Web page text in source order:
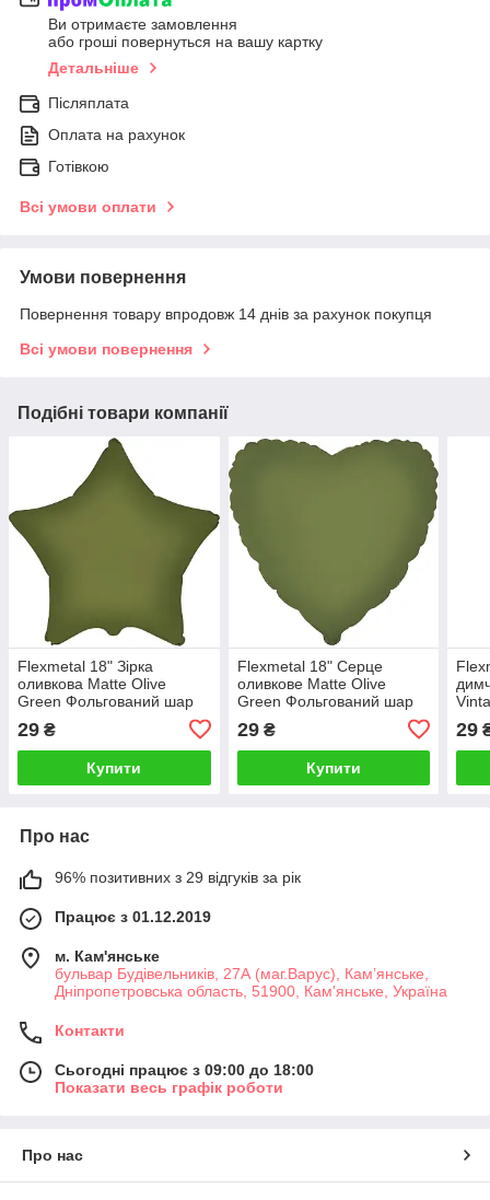
Ви отримаєте замовлення
або гроші повернуться на вашу картку
Детальніше
Післяплата
Оплата на рахунок
Готівкою
Всі умови оплати
Умови повернення
Повернення товару впродовж 14 днів за рахунок покупця
Всі умови повернення
Подібні товари компанії
Flexmetal 18" Зірка
оливкова Matte Olive
Green Фольгований шар
29 ₴
Купити
Flexmetal 18" Серце
оливкове Matte Olive
Green Фольгований шар
29₴
Купити
29
Про нас
96% позитивних з 29 відгуків за рік
Працює з 01.12.2019
м. Кам'янське
бульвар Будівельників, 27А (маг.Варус), Кам’янське,
Дніпропетровська область, 51900, Кам'янське, Україна
Контакти
Сьогодні працює з 09:00 до 18:00
Показати весь графік роботи
Про нас